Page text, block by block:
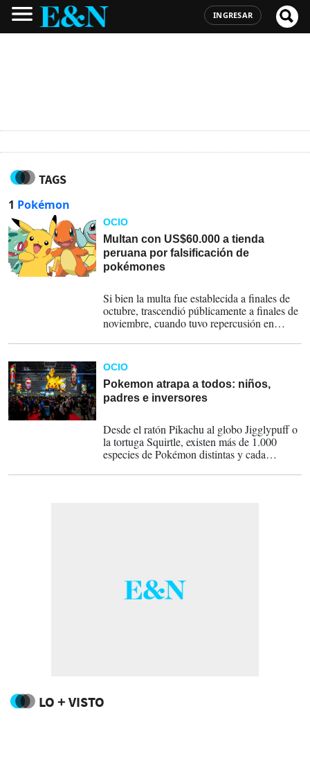
INGRESAR
TAGS
1 Pokémon
OCIO
Multan con US$60.000 a tienda
peruana por falsificación de
pokémones
Si bien la multa fue establecida a finales de
octubre, trascendió públicamente a finales de
noviembre, cuando tuvo repercusión en
OCIO
Pokemon atrapa a todos: niños,
padres e inversores
Desde el ratón Pikachu al globo Jigglypuff o
la tortuga Squirtle, existen más de 1.000
especies de Pokémon distintas y cada
“generaciones”.
LO + VISTO